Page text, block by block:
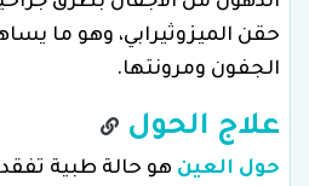
حقن الميزوثيرابي، وهو ما
الجفون ومرونتها.
علاج الحول
حول العين هو حالة طبية